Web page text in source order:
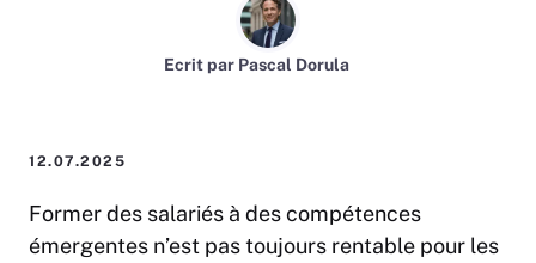
Ecrit par Pascal Dorula
12.07.2025
Former des salariés à des compétences
émergentes n’est pas toujours rentable pour les